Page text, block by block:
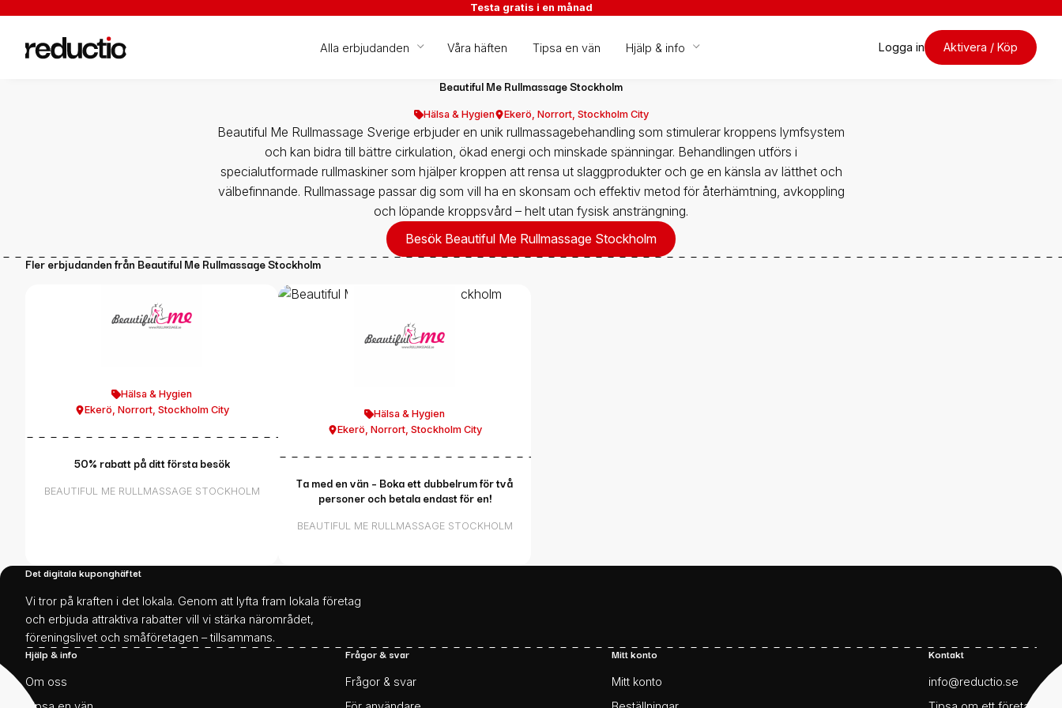
Testa gratis i en månad
Alla erbjudanden Våra häften Tipsa en vän Hjälp & info Logga in Aktivera / Köp
Beautiful Me Rullmassage Stockholm
Hälsa & Hygien Ekerö, Norrort, Stockholm City
Beautiful Me Rullmassage Sverige erbjuder en unik rullmassagebehandling som stimulerar kroppens lymfsystem
och kan bidra till bättre cirkulation, ökad energi och minskade spänningar. Behandlingen utförs i
specialutformade rullmaskiner som hjälper kroppen att rensa ut slaggprodukter och ge en känsla av lätthet och
välbefinnande. Rullmassage passar dig som vill ha en skonsam och effektiv metod för återhämtning, avkoppling
och löpande kroppsvård – helt utan fysisk ansträngning.
Besök Beautiful Me Rullmassage Stockholm
Fler erbjudanden från Beautiful Me Rullmassage Stockholm
Hälsa & Hygien
Ekerö, Norrort, Stockholm City
50% rabatt på ditt första besök
BEAUTIFUL ME RULLMASSAGE STOCKHOLM
Hälsa & Hygien
Ekerö, Norrort, Stockholm City
Ta med en vän – Boka ett dubbelrum för två
personer och betala endast för en!
BEAUTIFUL ME RULLMASSAGE STOCKHOLM
Det digitala kuponghäftet
Vi tror på kraften i det lokala. Genom att lyfta fram lokala företag
och erbjuda attraktiva rabatter vill vi stärka närområdet,
föreningslivet och småföretagen – tillsammans.
Hjälp & info
Om oss
Frågor & svar
Frågor & svar
Mitt konto
Mitt konto
Kontakt
info@reductio.se